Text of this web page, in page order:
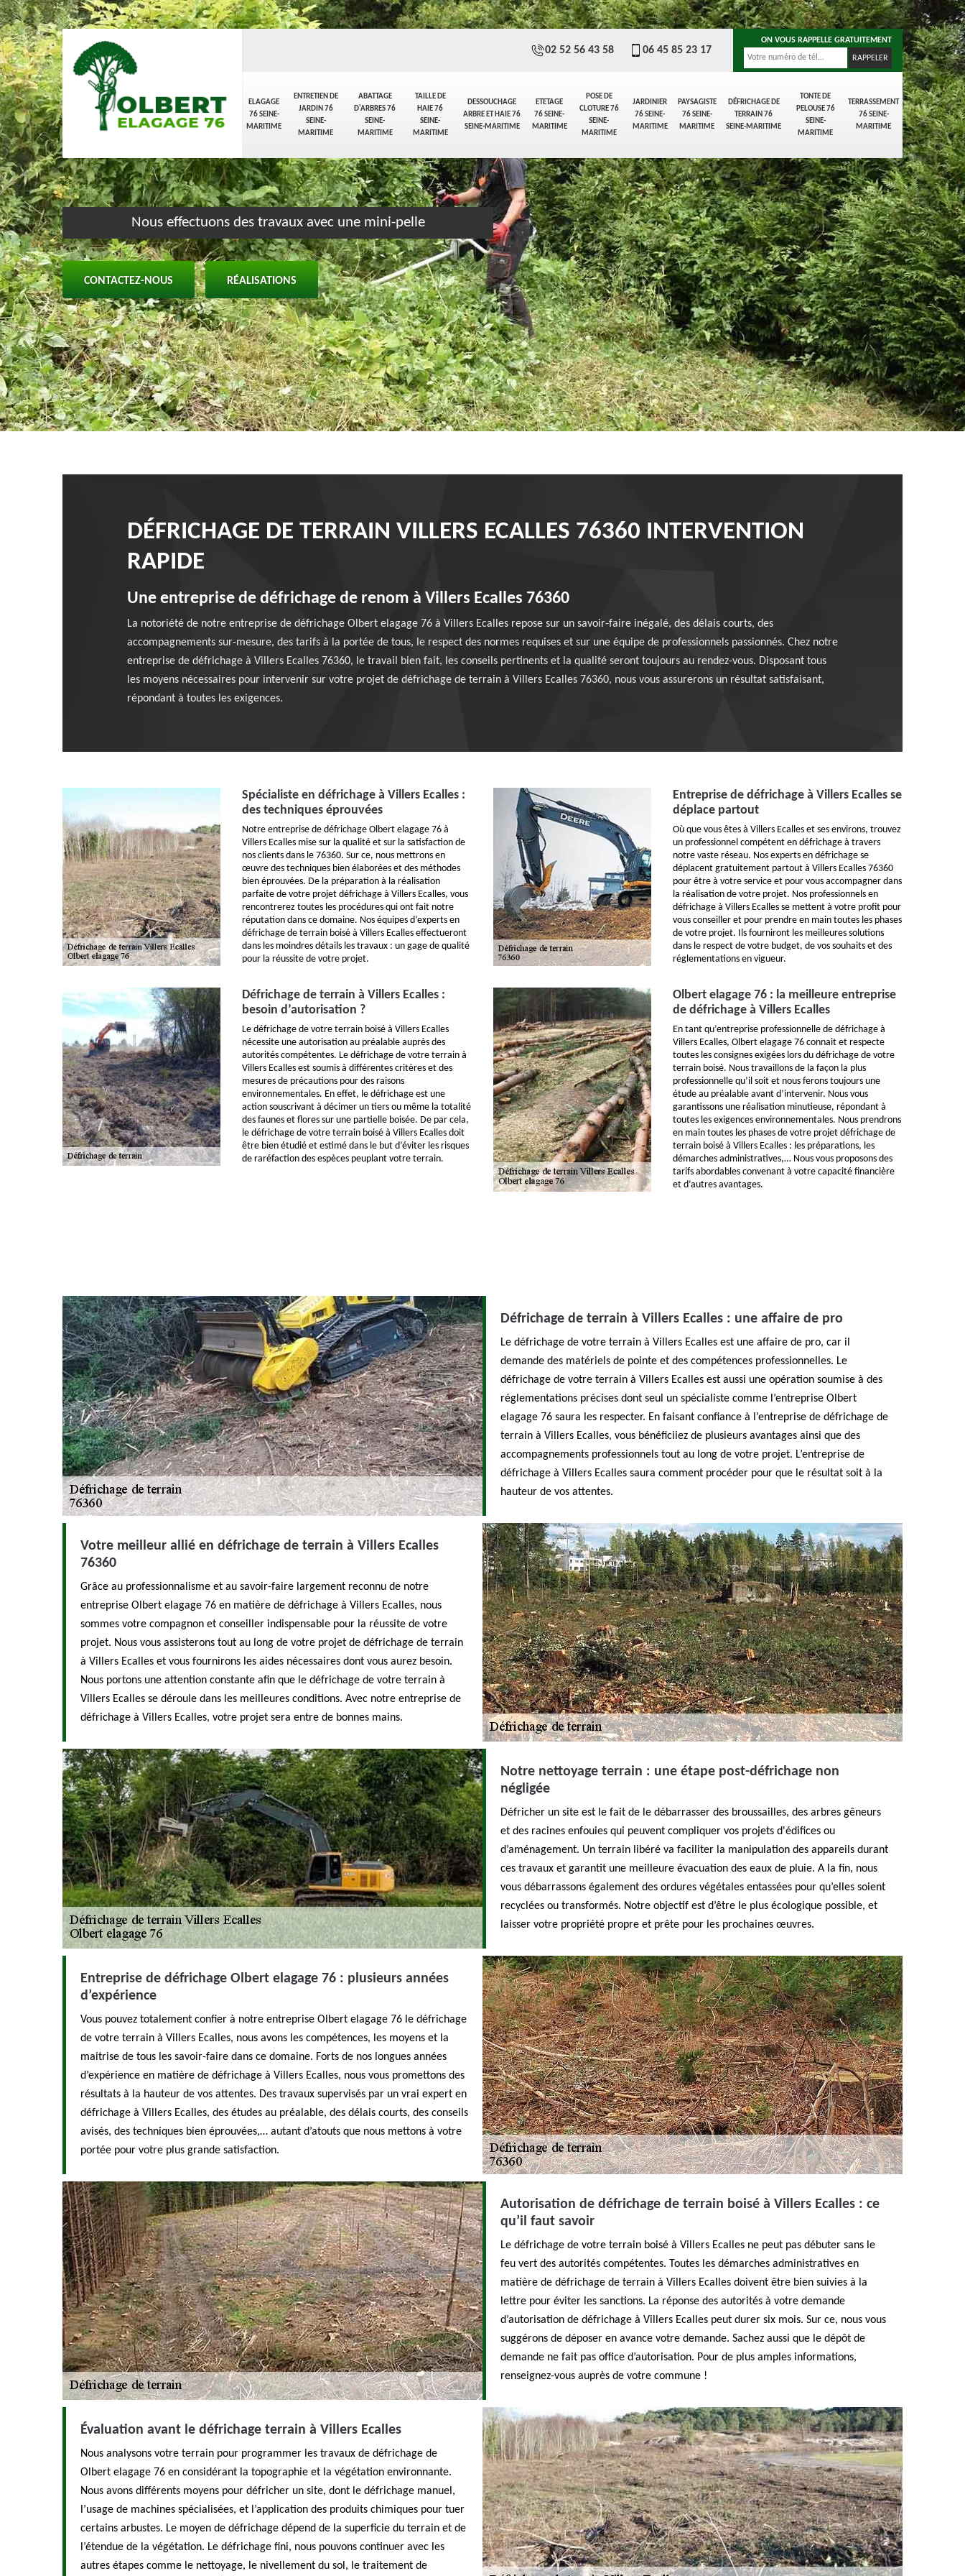
ELAGAGE
76 SEINE-
MARITIME
ENTRETIEN DE
JARDIN 76
SEINE-
MARITIME
ABATTAGE
D'ARBRES 76
SEINE-
MARITIME
TAILLE DE
HAIE 76
SEINE-
MARITIME
DESSOUCHAGE
ARBRE ET HAIE 76
SEINE-MARITIME
ETETAGE
76 SEINE-
MARITIME
POSE DE
CLOTURE 76
SEINE-
MARITIME
JARDINIER
76 SEINE-
MARITIME
PAYSAGISTE
76 SEINE-
MARITIME
DÉFRICHAGE DE
TERRAIN 76
SEINE-MARITIME
TONTE DE
PELOUSE 76
SEINE-
MARITIME
TERRASSEMENT
76 SEINE-
MARITIME
02 52 56 43 58 06 45 85 23 17
ON VOUS RAPPELLE GRATUITEMENT
Nous effectuons des travaux avec une mini-pelle
CONTACTEZ-NOUS RÉALISATIONS
DÉFRICHAGE DE TERRAIN VILLERS ECALLES 76360 INTERVENTION
RAPIDE
Une entreprise de défrichage de renom à Villers Ecalles 76360
La notoriété de notre entreprise de défrichage Olbert elagage 76 à Villers Ecalles repose sur un savoir-faire inégalé, des délais courts, des
accompagnements sur-mesure, des tarifs à la portée de tous, le respect des normes requises et sur une équipe de professionnels passionnés. Chez notre
entreprise de défrichage à Villers Ecalles 76360, le travail bien fait, les conseils pertinents et la qualité seront toujours au rendez-vous. Disposant tous
les moyens nécessaires pour intervenir sur votre projet de défrichage de terrain à Villers Ecalles 76360, nous vous assurerons un résultat satisfaisant,
répondant à toutes les exigences.
Spécialiste en défrichage à Villers Ecalles :
des techniques éprouvées
Notre entreprise de défrichage Olbert elagage 76 à
Villers Ecalles mise sur la qualité et sur la satisfaction de
nos clients dans le 76360. Sur ce, nous mettrons en
œuvre des techniques bien élaborées et des méthodes
bien éprouvées. De la préparation à la réalisation
parfaite de votre projet défrichage à Villers Ecalles, vous
rencontrerez toutes les procédures qui ont fait notre
réputation dans ce domaine. Nos équipes d’experts en
défrichage de terrain boisé à Villers Ecalles effectueront
dans les moindres détails les travaux : un gage de qualité
pour la réussite de votre projet.
Entreprise de défrichage à Villers Ecalles se
déplace partout
Où que vous êtes à Villers Ecalles et ses environs, trouvez
un professionnel compétent en défrichage à travers
notre vaste réseau. Nos experts en défrichage se
déplacent gratuitement partout à Villers Ecalles 76360
pour être à votre service et pour vous accompagner dans
la réalisation de votre projet. Nos professionnels en
défrichage à Villers Ecalles se mettent à votre profit pour
vous conseiller et pour prendre en main toutes les phases
de votre projet. Ils fourniront les meilleures solutions
dans le respect de votre budget, de vos souhaits et des
réglementations en vigueur.
Défrichage de terrain à Villers Ecalles :
besoin d’autorisation ?
Le défrichage de votre terrain boisé à Villers Ecalles
nécessite une autorisation au préalable auprès des
autorités compétentes. Le défrichage de votre terrain à
Villers Ecalles est soumis à différentes critères et des
mesures de précautions pour des raisons
environnementales. En effet, le défrichage est une
action souscrivant à décimer un tiers ou même la totalité
des faunes et flores sur une partielle boisée. De par cela,
le défrichage de votre terrain boisé à Villers Ecalles doit
être bien étudié et estimé dans le but d’éviter les risques
de raréfaction des espèces peuplant votre terrain.
Olbert elagage 76 : la meilleure entreprise
de défrichage à Villers Ecalles
En tant qu’entreprise professionnelle de défrichage à
Villers Ecalles, Olbert elagage 76 connait et respecte
toutes les consignes exigées lors du défrichage de votre
terrain boisé. Nous travaillons de la façon la plus
professionnelle qu’il soit et nous ferons toujours une
étude au préalable avant d’intervenir. Nous vous
garantissons une réalisation minutieuse, répondant à
toutes les exigences environnementales. Nous prendrons
en main toutes les phases de votre projet défrichage de
terrain boisé à Villers Ecalles : les préparations, les
démarches administratives,… Nous vous proposons des
tarifs abordables convenant à votre capacité financière
et d’autres avantages.
Défrichage de terrain à Villers Ecalles : une affaire de pro
Le défrichage de votre terrain à Villers Ecalles est une affaire de pro, car il
demande des matériels de pointe et des compétences professionnelles. Le
défrichage de votre terrain à Villers Ecalles est aussi une opération soumise à des
réglementations précises dont seul un spécialiste comme l’entreprise Olbert
elagage 76 saura les respecter. En faisant confiance à l’entreprise de défrichage de
terrain à Villers Ecalles, vous bénéficiiez de plusieurs avantages ainsi que des
accompagnements professionnels tout au long de votre projet. L’entreprise de
défrichage à Villers Ecalles saura comment procéder pour que le résultat soit à la
hauteur de vos attentes.
Votre meilleur allié en défrichage de terrain à Villers Ecalles
76360
Grâce au professionnalisme et au savoir-faire largement reconnu de notre
entreprise Olbert elagage 76 en matière de défrichage à Villers Ecalles, nous
sommes votre compagnon et conseiller indispensable pour la réussite de votre
projet. Nous vous assisterons tout au long de votre projet de défrichage de terrain
à Villers Ecalles et vous fournirons les aides nécessaires dont vous aurez besoin.
Nous portons une attention constante afin que le défrichage de votre terrain à
Villers Ecalles se déroule dans les meilleures conditions. Avec notre entreprise de
défrichage à Villers Ecalles, votre projet sera entre de bonnes mains.
Notre nettoyage terrain : une étape post-défrichage non
négligée
Défricher un site est le fait de le débarrasser des broussailles, des arbres gêneurs
et des racines enfouies qui peuvent compliquer vos projets d'édifices ou
d’aménagement. Un terrain libéré va faciliter la manipulation des appareils durant
ces travaux et garantit une meilleure évacuation des eaux de pluie. A la fin, nous
vous débarrassons également des ordures végétales entassées pour qu’elles soient
recyclées ou transformés. Notre objectif est d’être le plus écologique possible, et
laisser votre propriété propre et prête pour les prochaines œuvres.
Entreprise de défrichage Olbert elagage 76 : plusieurs années
d’expérience
Vous pouvez totalement confier à notre entreprise Olbert elagage 76 le défrichage
de votre terrain à Villers Ecalles, nous avons les compétences, les moyens et la
maitrise de tous les savoir-faire dans ce domaine. Forts de nos longues années
d’expérience en matière de défrichage à Villers Ecalles, nous vous promettons des
résultats à la hauteur de vos attentes. Des travaux supervisés par un vrai expert en
défrichage à Villers Ecalles, des études au préalable, des délais courts, des conseils
avisés, des techniques bien éprouvées,… autant d’atouts que nous mettons à votre
portée pour votre plus grande satisfaction.
Autorisation de défrichage de terrain boisé à Villers Ecalles : ce
qu’il faut savoir
Le défrichage de votre terrain boisé à Villers Ecalles ne peut pas débuter sans le
feu vert des autorités compétentes. Toutes les démarches administratives en
matière de défrichage de terrain à Villers Ecalles doivent être bien suivies à la
lettre pour éviter les sanctions. La réponse des autorités à votre demande
d’autorisation de défrichage à Villers Ecalles peut durer six mois. Sur ce, nous vous
suggérons de déposer en avance votre demande. Sachez aussi que le dépôt de
demande ne fait pas office d’autorisation. Pour de plus amples informations,
renseignez-vous auprès de votre commune !
Évaluation avant le défrichage terrain à Villers Ecalles
Nous analysons votre terrain pour programmer les travaux de défrichage de
Olbert elagage 76 en considérant la topographie et la végétation environnante.
Nous avons différents moyens pour défricher un site, dont le défrichage manuel,
l’usage de machines spécialisées, et l’application des produits chimiques pour tuer
certains arbustes. Le moyen de défrichage dépend de la superficie du terrain et de
l’étendue de la végétation. Le défrichage fini, nous pouvons continuer avec les
autres étapes comme le nettoyage, le nivellement du sol, le traitement de